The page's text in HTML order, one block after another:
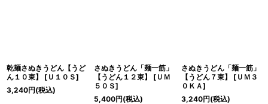
乾麺さぬきうどん【うど
ん１０束】
[ Ｕ１０Ｓ]
3,240円(税込)
さぬきうどん「麺一筋」
【うどん１２束】
[ＵＭ
５０Ｓ]
5,400円(税込)
さぬきうどん「麺一筋」
【うどん７束】
[ＵＭ３
０ＫＡ]
3,240円(税込)